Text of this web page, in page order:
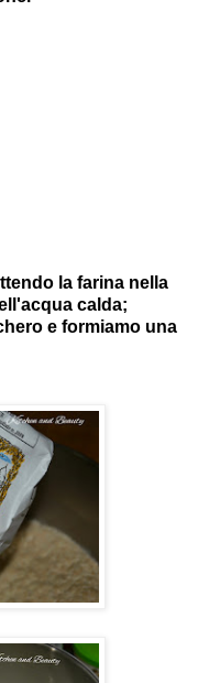
la farina nella
calda;
e formiamo una